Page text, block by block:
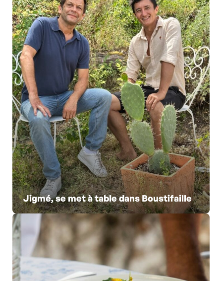
Jigmé, se met à table dans Boustifaille